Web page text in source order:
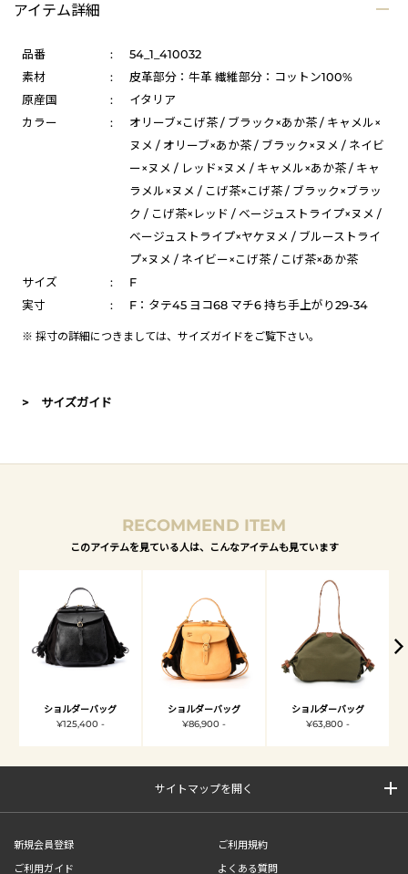
アイテム詳細
品番 :
54_1_410032
素材
:
皮革部分：牛革 繊維部分：コットン100%
原産国
:
イタリア
カラー
:
オリーブ×こげ茶 / ブラック×あか茶 / キャメル×
ヌメ / オリーブ×あか茶 / ブラック×ヌメ / ネイビ
ー×ヌメ / レッド×ヌメ / キャメル×あか茶 / キャ
ラメル×ヌメ / こげ茶×こげ茶 / ブラック×ブラッ
ク / こげ茶×レッド / ベージュストライプ×ヌメ /
ベージュストライプ×ヤケヌメ / ブルーストライ
プ×ヌメ / ネイビー×こげ茶 / こげ茶×あか茶
サイズ
:
F
実寸
: F：タテ45 ヨコ68 マチ6 持ち手上がり29-34
※ 採寸の詳細につきましては、 サイズガイドをご覧下さい。
> サイズガイド
RECOMMEND ITEM
このアイテムを見ている人は、こんなアイテムも見ています
ショルダーバッグ
¥125,400 -
ショルダーバッグ
¥86,900 -
ショルダーバッグ
¥63,800 -
サイトマップを開く
新規会員登録
ご利用規約
ご利用ガイド
よくある質問